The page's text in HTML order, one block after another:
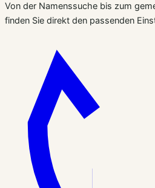
Von der Namenssuche bis zum
finden Sie direkt den passenden